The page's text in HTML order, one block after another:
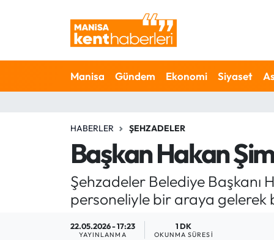
Manisa Gündem Ekonomi Siyaset
HABERLER ŞEHZADELER
Başkan Hakan
Şehzadeler Belediye Başkanı
personeliyle bir araya gelerek
22.05.2026 - 17:23
YAYINLANMA
1 DK
OKUNMA SÜRESI
Ahmetli Hava Durumu
Ahmetli Trafik Yoğunluk Haritası
Son Dakika Haberleri
Haber Arşivi